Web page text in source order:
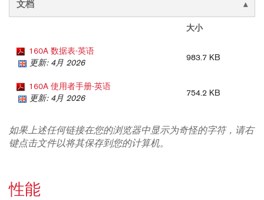
文档
大小
160A 数据表-英语
更新: 4月 2026
983.7 KB
160A 使用者手册-英语
更新: 4月 2026
754.2 KB
如果上述任何链接在您的浏览器中显示为奇怪的字符，请右
键点击文件以将其保存到您的计算机。
性能